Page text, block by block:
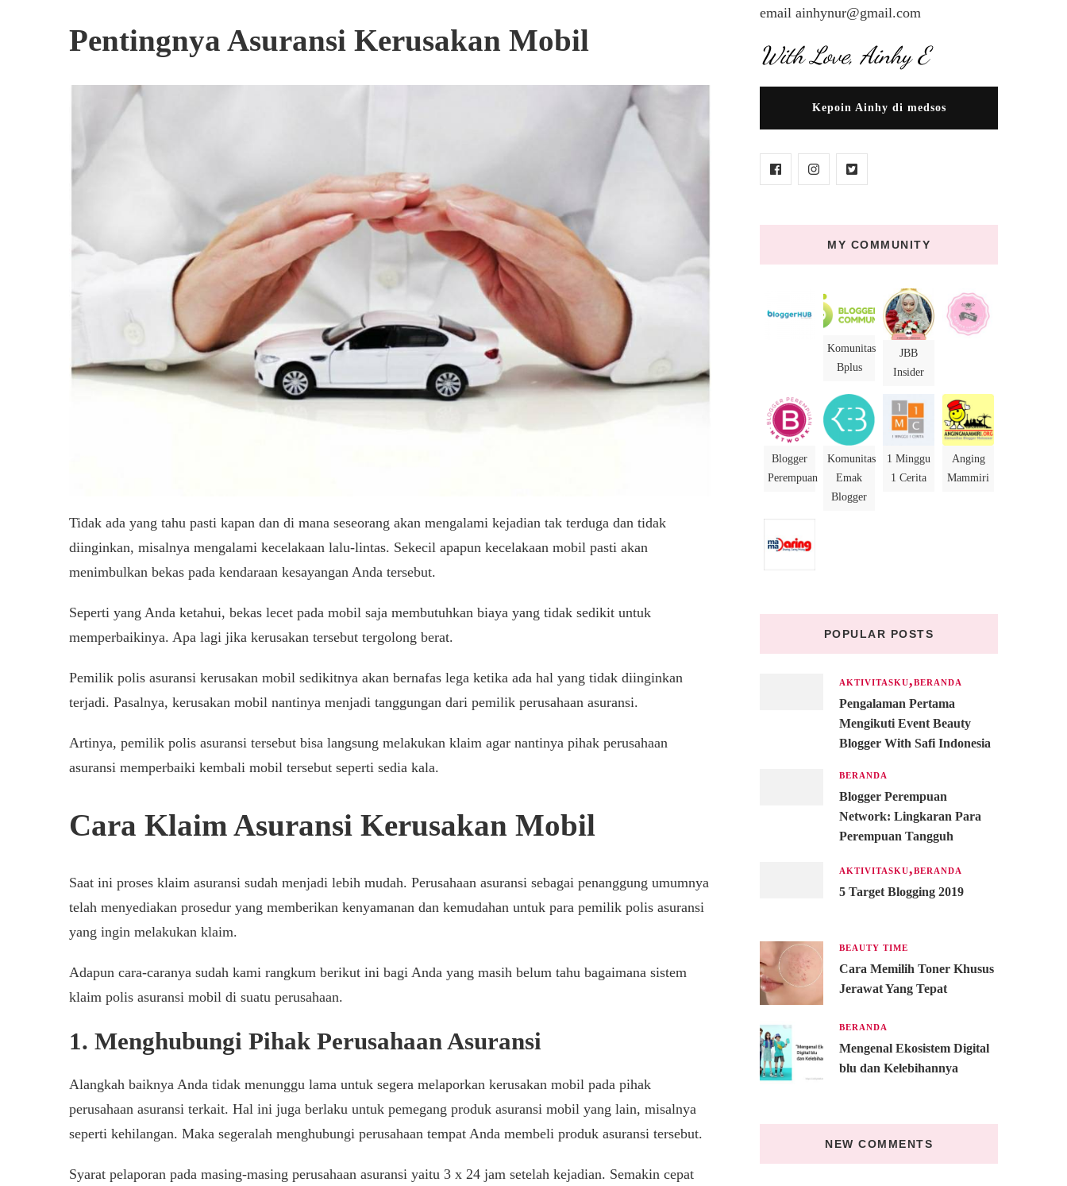
Pentingnya Asuransi Kerusakan Mobil
Tidak ada yang tahu pasti kapan dan di mana seseorang akan mengalami kejadian tak terduga dan tidak
diinginkan, misalnya mengalami kecelakaan lalu-lintas. Sekecil apapun kecelakaan mobil pasti akan
menimbulkan bekas pada kendaraan kesayangan Anda tersebut.
Seperti yang Anda ketahui, bekas lecet pada mobil saja membutuhkan biaya yang tidak sedikit untuk
memperbaikinya. Apa lagi jika kerusakan tersebut tergolong berat.
Pemilik polis asuransi kerusakan mobil sedikitnya akan bernafas lega ketika ada hal yang tidak diinginkan
terjadi. Pasalnya, kerusakan mobil nantinya menjadi tanggungan dari pemilik perusahaan asuransi.
Artinya, pemilik polis asuransi tersebut bisa langsung melakukan klaim agar nantinya pihak perusahaan
asuransi memperbaiki kembali mobil tersebut seperti sedia kala.
Cara Klaim Asuransi Kerusakan Mobil
Saat ini proses klaim asuransi sudah menjadi lebih mudah. Perusahaan asuransi sebagai penanggung umumnya
telah menyediakan prosedur yang memberikan kenyamanan dan kemudahan untuk para pemilik polis asuransi
yang ingin melakukan klaim.
Adapun cara-caranya sudah kami rangkum berikut ini bagi Anda yang masih belum tahu bagaimana sistem
klaim polis asuransi mobil di suatu perusahaan.
1. Menghubungi Pihak Perusahaan Asuransi
Alangkah baiknya Anda tidak menunggu lama untuk segera melaporkan kerusakan mobil pada pihak
perusahaan asuransi terkait. Hal ini juga berlaku untuk pemegang produk asuransi mobil yang lain, misalnya
seperti kehilangan. Maka segeralah menghubungi perusahaan tempat Anda membeli produk asuransi tersebut.
Syarat pelaporan pada masing-masing perusahaan asuransi yaitu 3 x 24 jam setelah kejadian. Semakin cepat
email ainhynur@gmail.com
With Love, Ainhy E
Kepoin Ainhy di medsos
MY COMMUNITY
Komunitas
Bplus
JBB
Insider
Blogger
Perempuan
Komunitas
Emak
Blogger
1 Minggu
1 Cerita
Anging
Mammiri
POPULAR POSTS
AKTIVITASKU BERANDA
Pengalaman Pertama
Mengikuti Event Beauty
Blogger With Safi Indonesia
BERANDA
Blogger Perempuan
Network: Lingkaran Para
Perempuan Tangguh
AKTIVITASKU BERANDA
5 Target Blogging 2019
BEAUTY TIME
Cara Memilih Toner Khusus
Jerawat Yang Tepat
BERANDA
Mengenal Ekosistem Digital
blu dan Kelebihannya
NEW COMMENTS